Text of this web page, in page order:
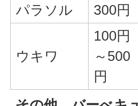
パラソル
300円
ウキワ
100円
～500
円